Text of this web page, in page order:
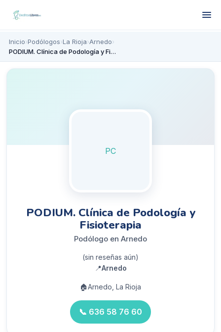
Inicio›Podólogos›La Rioja›Arnedo›
PODIUM. Clínica de Podología y Fisioterapia
PC
PODIUM. Clínica de Podología y
Fisioterapia
Podólogo en Arnedo
(sin reseñas aún)
📍Arnedo
🏠Arnedo, La Rioja
📞 636 58 76 60